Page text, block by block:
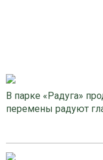
В парке «Радуга»
перемены радуют